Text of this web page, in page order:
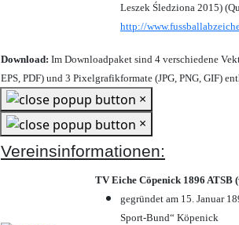
Leszek Śledziona 2015)
http://
Download: Im Downloadpaket sind 4 verschiedene
EPS, PDF) und 3 Pixelgrafikformate (JPG, PNG, GIF)
×
×
Vereinsinformationen:
TV Eiche Cöpenick 1896 ATSB
gegründet am 15. Januar
Sport-Bund“ Köpenick